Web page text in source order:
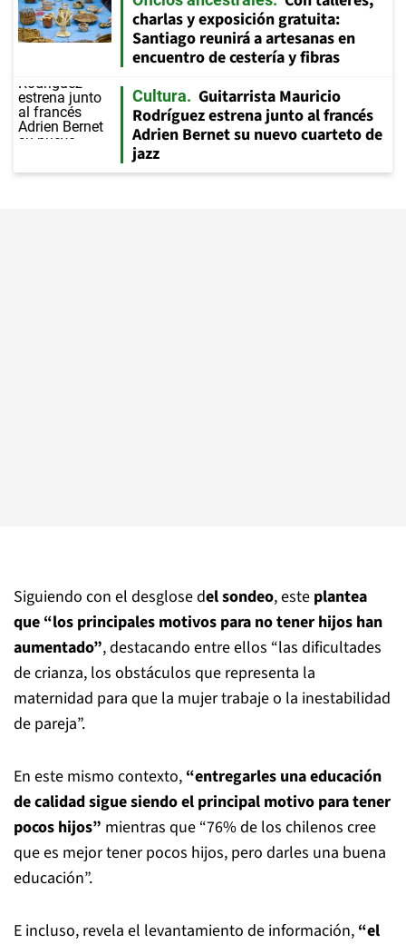
charlas y exposición gratuita:
Santiago reunirá a artesanas en
encuentro de cestería y fibras
Cultura
Guitarrista Mauricio
Rodríguez estrena junto al francés
Adrien Bernet su nuevo cuarteto de
jazz
Siguiendo con el desglose del sondeo, este plantea
que “los principales motivos para no tener hijos han
aumentado”, destacando entre ellos “las dificultades
de crianza, los obstáculos que representa la
maternidad para que la mujer trabaje o la inestabilidad
de pareja”.
En este mismo contexto, “entregarles una educación
de calidad sigue siendo el principal motivo para tener
pocos hijos” mientras que “76% de los chilenos cree
que es mejor tener pocos hijos, pero darles una buena
educación”.
E incluso, revela el levantamiento de información, “el